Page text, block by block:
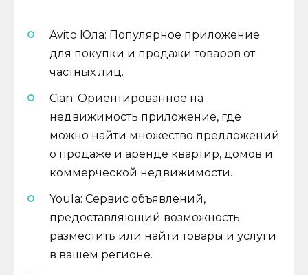
Avito Юла: Популярное приложение
для покупки и продажи товаров от
частных лиц.
Cian: Ориентированное на
недвижимость приложение, где
можно найти множество предложений
о продаже и аренде квартир, домов и
коммерческой недвижимости.
Youla: Сервис объявлений,
предоставляющий возможность
разместить или найти товары и услуги
в вашем регионе.